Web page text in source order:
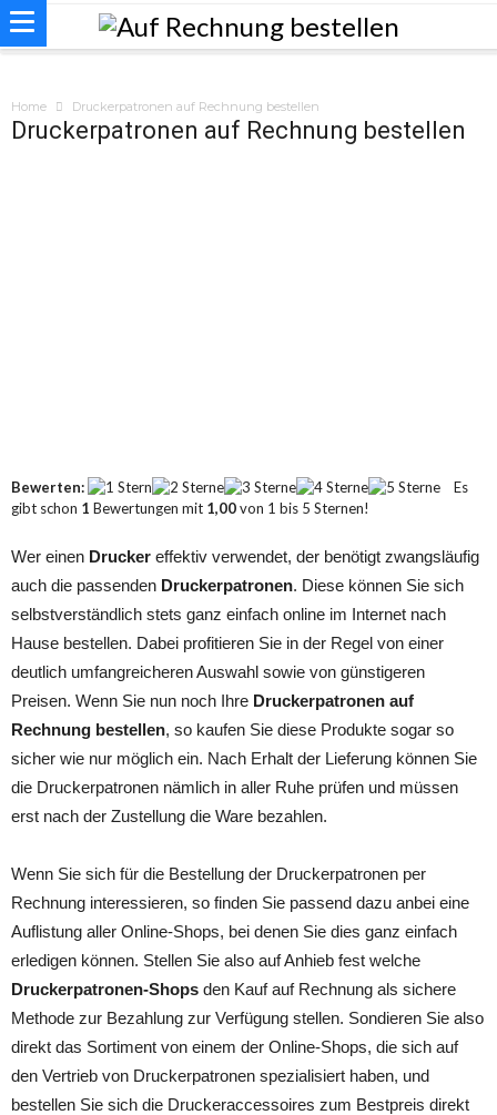
Home Druckerpatronen auf Rechnung bestellen
Druckerpatronen auf Rechnung bestellen
Bewerten:
Es
gibt schon 1 Bewertungen mit 1,00von 1 bis 5 Sternen!
Wer einen Drucker effektiv verwendet, der benötigt zwangsläufig
auch die passenden Druckerpatronen. Diese können Sie sich
selbstverständlich stets ganz einfach online im Internet nach
Hause bestellen. Dabei profitieren Sie in der Regel von einer
deutlich umfangreicheren Auswahl sowie von günstigeren
Preisen. Wenn Sie nun noch Ihre Druckerpatronen auf
Rechnung bestellen, so kaufen Sie diese Produkte sogar so
sicher wie nur möglich ein. Nach Erhalt der Lieferung können Sie
die Druckerpatronen nämlich in aller Ruhe prüfen und müssen
erst nach der Zustellung die Ware bezahlen.
Wenn Sie sich für die Bestellung der Druckerpatronen per
Rechnung interessieren, so finden Sie passend dazu anbei eine
Auflistung aller Online-Shops, bei denen Sie dies ganz einfach
erledigen können. Stellen Sie also auf Anhieb fest welche
Druckerpatronen-Shops den Kauf auf Rechnung als sichere
Methode zur Bezahlung zur Verfügung stellen. Sondieren Sie also
direkt das Sortiment von einem der Online-Shops, die sich auf
den Vertrieb von Druckerpatronen spezialisiert haben, und
bestellen Sie sich die Druckeraccessoires zum Bestpreis direkt